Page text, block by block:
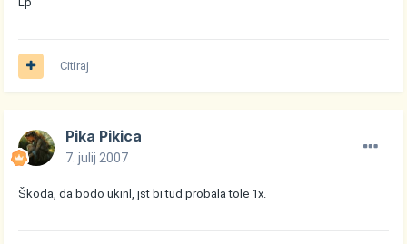
Citiraj
Pika Pikica
7. julij 2007
Škoda, da bodo ukinl, jst bi tud probala tole 1x.